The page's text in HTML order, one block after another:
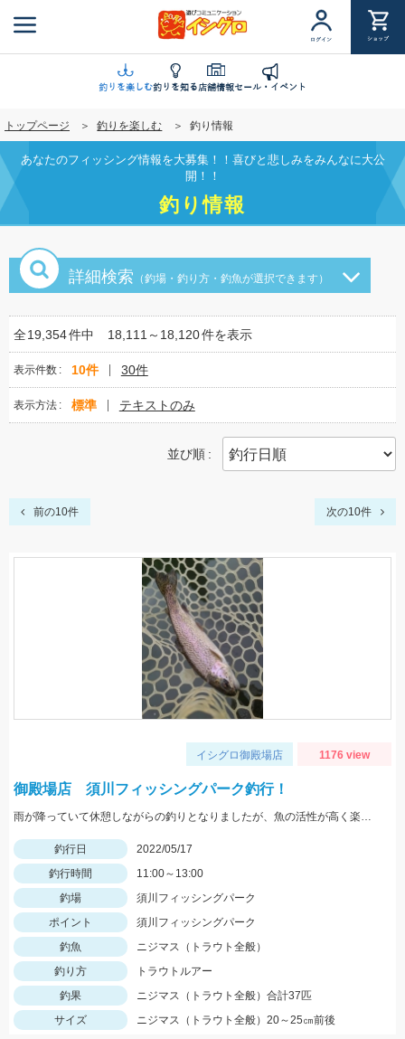
ン
に
移
動
ログイン ショップ
釣りを楽しむ釣りを知る店舗情報セール・イベント
トップページ 釣りを楽しむ 釣り情報
あなたのフィッシング情報を大募集！！喜びと悲しみをみんなに大公
開！！
釣り情報
詳細検索 （釣場・釣り方・釣魚が選択できます）
全19,354件中 18,111～18,120件を表示
表示件数 10件 30件
表示方法 標準 テキストのみ
並び順
前の10件 次の10件
イシグロ御殿場店 1176 view
御殿場店 須川フィッシングパーク釣行！
雨が降っていて休憩しながらの釣りとなりましたが、魚の活性が高く楽しむことができました！Bスパーク2.0ｇのＧマジョーラに反応良かったです。
釣行日
2022/05/17
釣行時間
11:00～13:00
釣場
須川フィッシングパーク
ポイント
須川フィッシングパーク
釣魚
ニジマス（トラウト全般）
釣り方
トラウトルアー
釣果
ニジマス（トラウト全般）合計37匹
サイズ
ニジマス（トラウト全般）20～25㎝前後